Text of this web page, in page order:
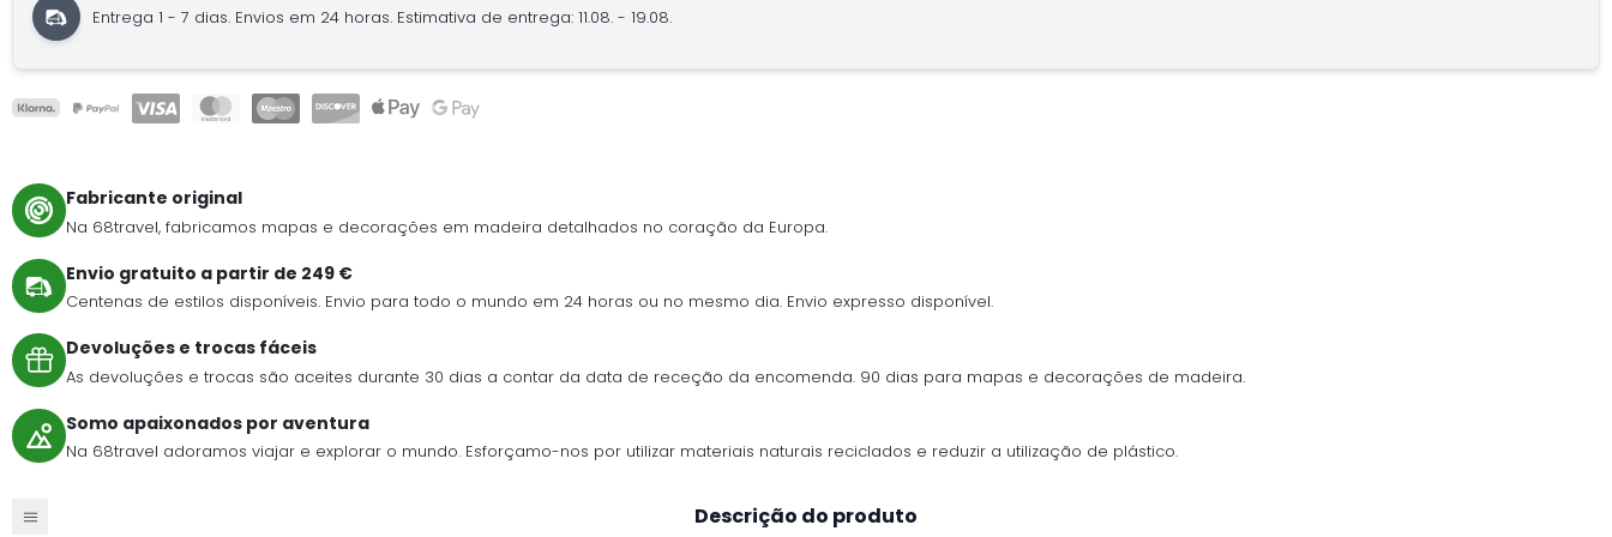
Entrega 1 - 7 dias. Envios em 24 horas. Estimativa de entrega: 11.08. - 19.08.
Fabricante original
Na 68travel, fabricamos mapas e decorações em madeira detalhados no coração da Europa.
Envio gratuito a partir de 249 €
Centenas de estilos disponíveis. Envio para todo o mundo em 24 horas ou no mesmo dia. Envio expresso disponível.
Devoluções e trocas fáceis
As devoluções e trocas são aceites durante 30 dias a contar da data de receção da encomenda. 90 dias para mapas e decorações de madeira.
Somo apaixonados por aventura
Na 68travel adoramos viajar e explorar o mundo. Esforçamo-nos por utilizar materiais naturais reciclados e reduzir a utilização de plástico.
Descrição do produto